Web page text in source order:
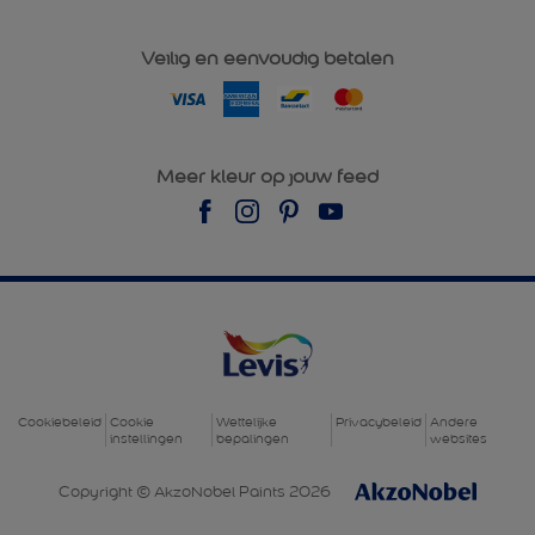
Veilig en eenvoudig betalen
Meer kleur op jouw feed
Cookiebeleid Cookie
instellingen
Wettelijke
bepalingen
Privacybeleid Andere
websites
Copyright © AkzoNobel Paints 2026